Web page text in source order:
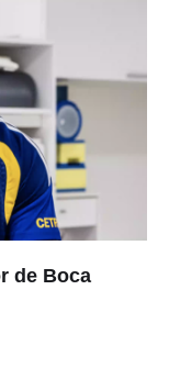
de Boca